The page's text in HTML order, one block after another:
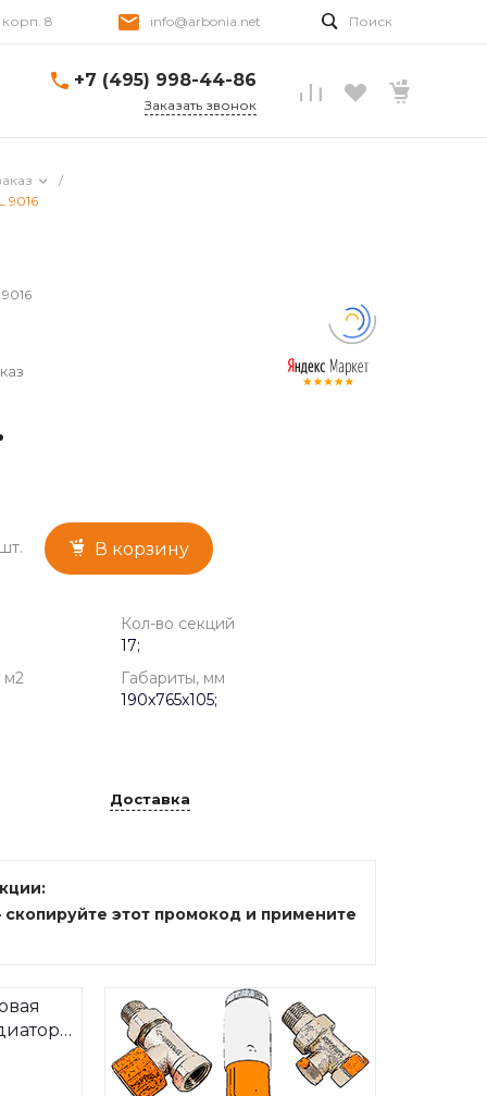
корп. 8 info@arbonia.net Поиск
+7 (495) 998-44-86
Заказать звонок
/
9016
шт. В корзину
Кол-во секций
17;
м2
Габариты, мм
190x765x105;
Доставка
скопируйте этот промокод и примените